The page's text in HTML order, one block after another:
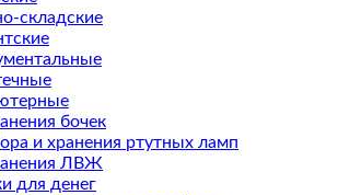
складские
бочек
и хранения ртутных ламп
ЛВЖ
для денег